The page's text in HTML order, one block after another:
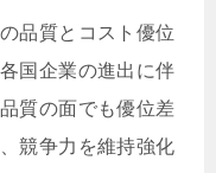
品質とコスト優位
国企業の進出に伴
質の面でも優位差
競争力を維持強化